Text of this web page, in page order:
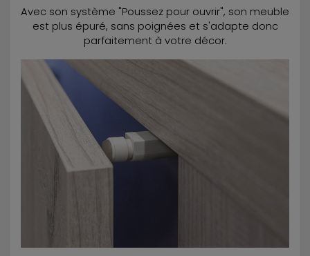
Avec son système "Poussez pour ouvrir", son meuble
est plus épuré, sans poignées et s'adapte donc
parfaitement à votre décor.